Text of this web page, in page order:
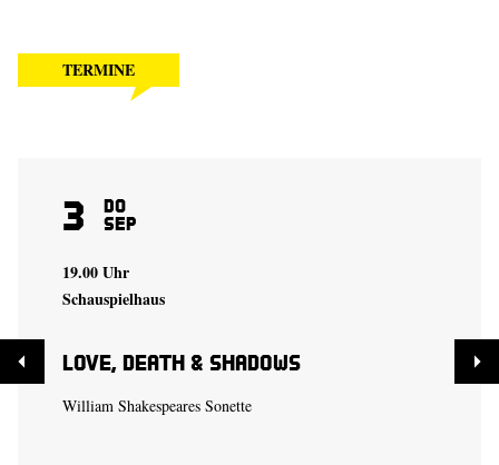
TERMINE
3 Do
Sep
19.00 Uhr
Schauspielhaus
Love, Death & Shadows
William Shakespeares Sonette